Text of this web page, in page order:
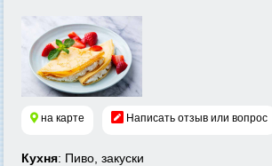
на карте Написать отзыв или вопрос
Кухня: Пиво, закуски